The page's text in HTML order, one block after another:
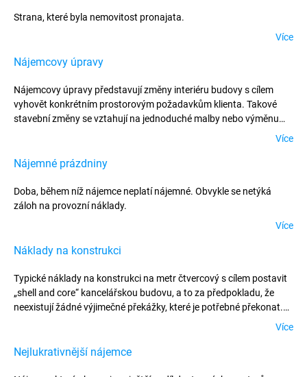
Strana, které byla nemovitost pronajata.
Více
Nájemcovy úpravy
Nájemcovy úpravy představují změny interiéru budovy s cílem
vyhovět konkrétním prostorovým požadavkům klienta. Takové
stavební změny se vztahují na jednoduché malby nebo výměnu
koberců, ale i na kompletní proměnu interiéru a designu celkového
elektrických systémů.
Více
Nájemné prázdniny
Doba, během níž nájemce neplatí nájemné. Obvykle se netýká
záloh na provozní náklady.
Více
Náklady na konstrukci
Typické náklady na konstrukci na metr čtvercový s cílem postavit
„shell and core“ kancelářskou budovu, a to za předpokladu, že
neexistují žádné výjimečné překážky, které je potřebné překonat.
Náklady na konstrukci nezahrnují náklady na demolici nebo čištění
Více
Nejlukrativnější nájemce